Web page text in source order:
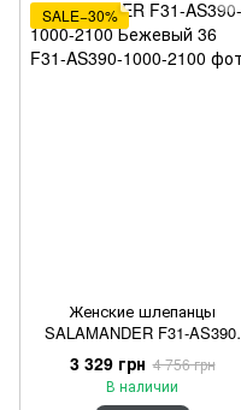
SALE−30%
Женские шлепанцы
SALAMANDER F31-AS390-
1000-2100 Бежевый 36
3 329 грн 4 756 грн
В наличии